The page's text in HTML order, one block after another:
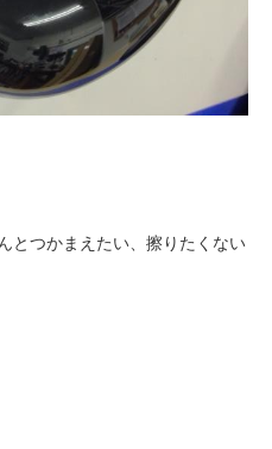
とつかまえたい、擦りたくない